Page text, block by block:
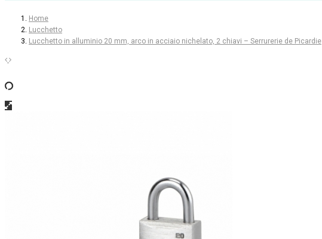
Home
Lucchetto
Lucchetto in alluminio 20 mm, arco in acciaio nichelato, 2 chiavi – Serrurerie de Picardie